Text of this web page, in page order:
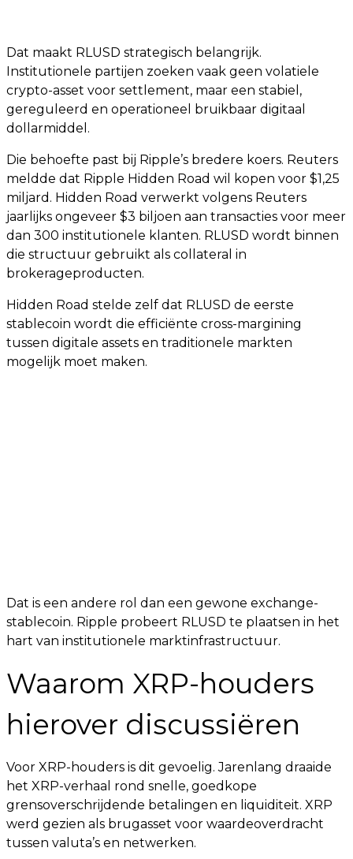
Dat maakt RLUSD strategisch belangrijk.
Institutionele partijen zoeken vaak geen volatiele
crypto-asset voor settlement, maar een stabiel,
gereguleerd en operationeel bruikbaar digitaal
dollarmiddel.
Die behoefte past bij Ripple’s bredere koers. Reuters
meldde dat Ripple Hidden Road wil kopen voor $1,25
miljard. Hidden Road verwerkt volgens Reuters
jaarlijks ongeveer $3 biljoen aan transacties voor meer
dan 300 institutionele klanten. RLUSD wordt binnen
die structuur gebruikt als collateral in
brokerageproducten.
Hidden Road stelde zelf dat RLUSD de eerste
stablecoin wordt die efficiënte cross-margining
tussen digitale assets en traditionele markten
mogelijk moet maken.
Dat is een andere rol dan een gewone exchange-
stablecoin. Ripple probeert RLUSD te plaatsen in het
hart van institutionele marktinfrastructuur.
Waarom XRP-houders
hierover discussiëren
Voor XRP-houders is dit gevoelig. Jarenlang draaide
het XRP-verhaal rond snelle, goedkope
grensoverschrijdende betalingen en liquiditeit. XRP
werd gezien als brugasset voor waardeoverdracht
tussen valuta’s en netwerken.